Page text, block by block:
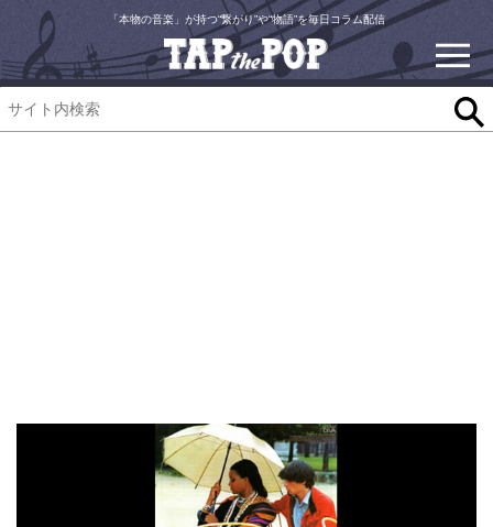
「本物の音楽」が持つ“繋がり”や“物語”を毎日コラム配信